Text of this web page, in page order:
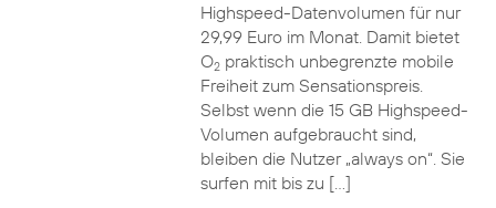
Highspeed-Datenvolumen für nur
29,99 Euro im Monat. Damit bietet
O2praktisch unbegrenzte mobile
Freiheit zum Sensationspreis.
Selbst wenn die 15 GB Highspeed-
Volumen aufgebraucht sind,
bleiben die Nutzer „always on“. Sie
surfen mit bis zu […]